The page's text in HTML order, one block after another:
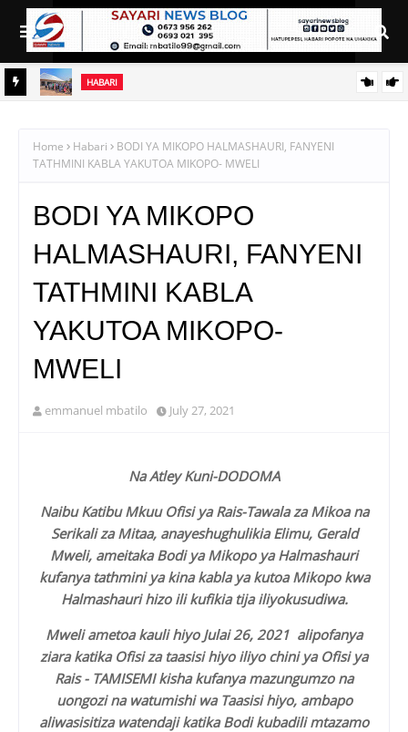
HABARI
Home Habari
BODI YA MIKOPO HALMASHAURI, FANYENI
TATHMINI KABLA YAKUTOA MIKOPO- MWELI
BODI YA MIKOPO
HALMASHAURI, FANYENI
TATHMINI KABLA
YAKUTOA MIKOPO-
MWELI
emmanuel mbatilo July 27, 2021
Na Atley Kuni-DODOMA
Naibu Katibu Mkuu Ofisi ya Rais-Tawala za Mikoa na
Serikali za Mitaa, anayeshughulikia Elimu, Gerald
Mweli, ameitaka Bodi ya Mikopo ya Halmashauri
kufanya tathmini ya kina kabla ya kutoa Mikopo kwa
Halmashauri hizo ili kufikia tija iliyokusudiwa.
Mweli ametoa kauli hiyo Julai 26, 2021 alipofanya
ziara katika Ofisi za taasisi hiyo iliyo chini ya Ofisi ya
Rais - TAMISEMI kisha kufanya mazungumzo na
uongozi na watumishi wa Taasisi hiyo, ambapo
aliwasisitiza watendaji katika Bodi kubadili mtazamo